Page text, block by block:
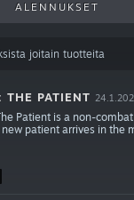
ALENNUKSET
joitain tuotteita
THE PATIENT
Patient is a non-
patient arrives in the